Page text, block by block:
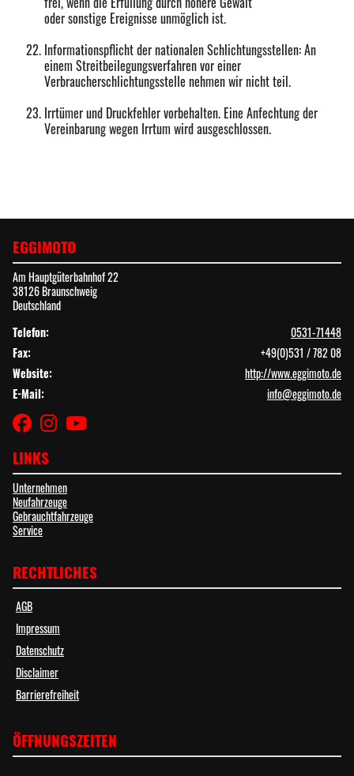
oder sonstige Ereignisse unmöglich ist.
Informationspflicht der nationalen Schlichtungsstellen: An
einem Streitbeilegungsverfahren vor einer
Verbraucherschlichtungsstelle nehmen wir nicht teil.
Irrtümer und Druckfehler vorbehalten. Eine Anfechtung der
Vereinbarung wegen Irrtum wird ausgeschlossen.
EGGIMOTO
Am Hauptgüterbahnhof 22
38126 Braunschweig
Deutschland
Telefon:
0531-71448
Fax:
+49(0)531 / 782 08
Website:
http://www.eggimoto.de
E-Mail:
info@eggimoto.de
LINKS
Unternehmen
Neufahrzeuge
Gebrauchtfahrzeuge
Service
RECHTLICHES
AGB
Impressum
Datenschutz
Disclaimer
Barrierefreiheit
ÖFFNUNGSZEITEN